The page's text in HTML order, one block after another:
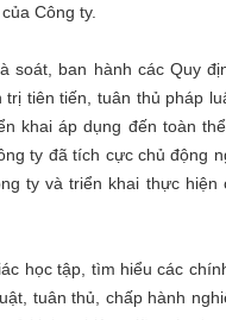
Công ty.
soát, ban hành các Quy
tiên tiến, tuân thủ pháp
khai áp dụng đến toàn
ty đã tích cực chủ động
ty và triển khai thực
học tập, tìm hiểu các
tuân thủ, chấp hành